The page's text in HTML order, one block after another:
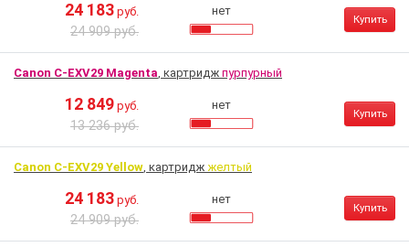
24 183 руб.
24 909 руб.
нет
Купить
Canon C-EXV29 Magenta, картридж пурпурный
12 849 руб.
13 236 руб.
нет
Купить
Canon C-EXV29 Yellow, картридж желтый
24 183 руб.
24 909 руб.
нет
Купить